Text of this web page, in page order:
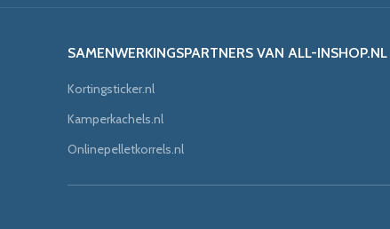
SAMENWERKINGSPARTNERS VAN ALL-INSHOP.NL
Kortingsticker.nl
Kamperkachels.nl
Onlinepelletkorrels.nl